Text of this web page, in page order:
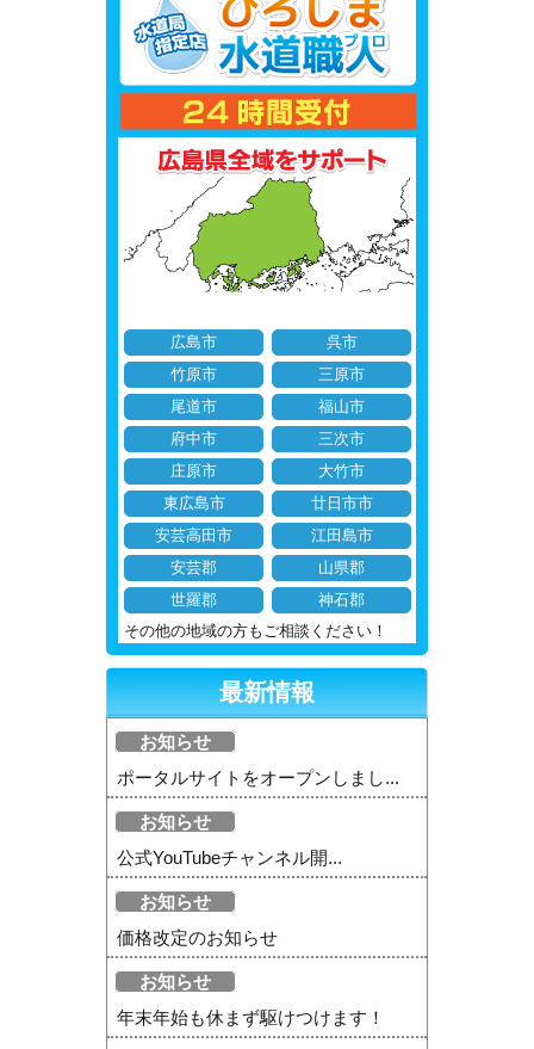
広島市
呉市
竹原市
三原市
尾道市
福山市
府中市
三次市
庄原市
大竹市
東広島市
廿日市市
安芸高田市
江田島市
安芸郡
山県郡
世羅郡
神石郡
その他の地域の方もご相談ください！
最新情報
お知らせ
ポータルサイトをオープンしまし...
お知らせ
公式YouTubeチャンネル開...
お知らせ
価格改定のお知らせ
お知らせ
年末年始も休まず駆けつけます！